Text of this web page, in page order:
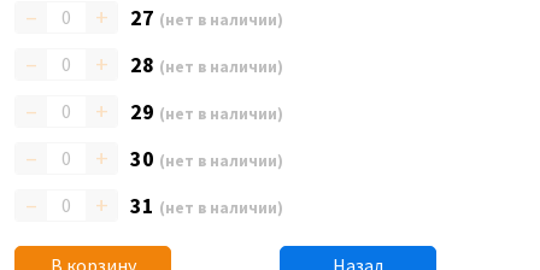
– + 27 (нет в наличии)
– + 28 (нет в наличии)
– + 29 (нет в наличии)
– + 30 (нет в наличии)
– + 31 (нет в наличии)